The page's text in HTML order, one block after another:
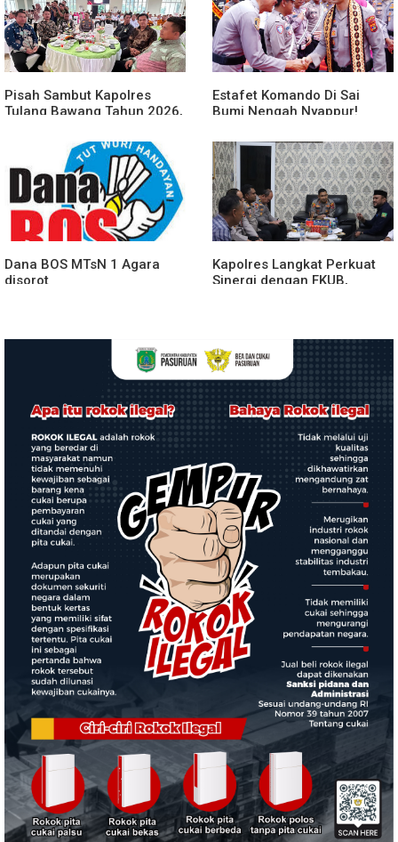
Pisah Sambut Kapolres
Tulang Bawang Tahun 2026,
Forkopimda untuk Menjaga
Stabilitas Daerah
Estafet Komando Di Sai
Bumi Nengah Nyappur!
Dan Penyerahan Tunggul
Kesatuan Polres Tulang
Bawang Berlangsung
Spektakuler
Dana BOS MTsN 1 Agara
disorot
Kapolres Langkat Perkuat
Sinergi dengan FKUB,